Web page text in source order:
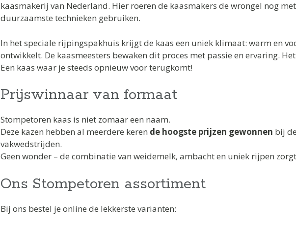
kaasmakerij van Nederland. Hier roeren de kaasmakers de wrongel nog
duurzaamste technieken gebruiken.
In het speciale rijpingspakhuis krijgt de kaas een uniek klimaat: warm en
ontwikkelt. De kaasmeesters bewaken dit proces met passie en ervaring.
Een kaas waar je steeds opnieuw voor terugkomt!
Prijswinnaar van formaat
Stompetoren kaas is niet zomaar een naam.
Deze kazen hebben al meerdere keren de hoogste prijzen gewonnen bij
vakwedstrijden.
Geen wonder – de combinatie van weidemelk, ambacht en uniek rijpen
Ons Stompetoren assortiment
Bij ons bestel je online de lekkerste varianten: